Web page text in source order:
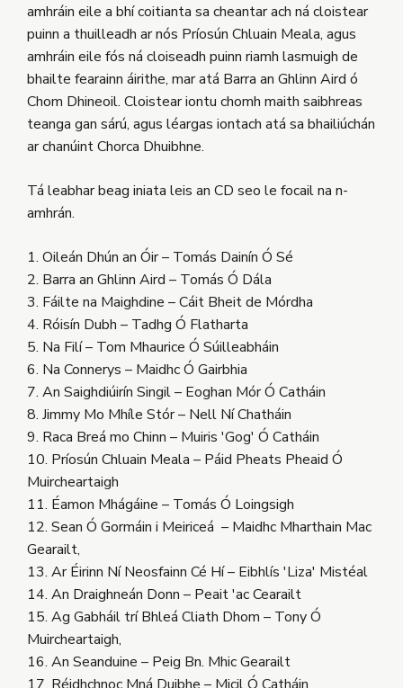
amhráin eile a bhí coitianta sa cheantar ach ná cloistear
puinn a thuilleadh ar nós Príosún Chluain Meala, agus
amhráin eile fós ná cloiseadh puinn riamh lasmuigh de
bhailte fearainn áirithe, mar atá Barra an Ghlinn Aird ó
Chom Dhineoil. Cloistear iontu chomh maith saibhreas
teanga gan sárú, agus léargas iontach atá sa bhailiúchán
ar chanúint Chorca Dhuibhne.
Tá leabhar beag iniata leis an CD seo le focail na n-
amhrán.
1. Oileán Dhún an Óir – Tomás Dainín Ó Sé
2. Barra an Ghlinn Aird – Tomás Ó Dála
3. Fáilte na Maighdine – Cáit Bheit de Mórdha
4. Róisín Dubh – Tadhg Ó Flatharta
5. Na Filí – Tom Mhaurice Ó Súilleabháin
6. Na Connerys – Maidhc Ó Gairbhia
7. An Saighdiúirín Singil – Eoghan Mór Ó Catháin
8. Jimmy Mo Mhíle Stór – Nell Ní Chatháin
9. Raca Breá mo Chinn – Muiris 'Gog' Ó Catháin
10. Príosún Chluain Meala – Páid Pheats Pheaid Ó
Muircheartaigh
11. Éamon Mhágáine – Tomás Ó Loingsigh
12. Sean Ó Gormáin i Meiriceá – Maidhc Mharthain Mac
Gearailt,
13. Ar Éirinn Ní Neosfainn Cé Hí – Eibhlís 'Liza' Mistéal
14. An Draighneán Donn – Peait 'ac Cearailt
15. Ag Gabháil trí Bhleá Cliath Dhom – Tony Ó
Muircheartaigh,
16. An Seanduine – Peig Bn. Mhic Gearailt